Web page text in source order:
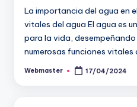
La importancia del agua en
vitales del agua El agua es
para la vida,
numerosas funciones vitales
Publicado
Webmaster 17/04/2024